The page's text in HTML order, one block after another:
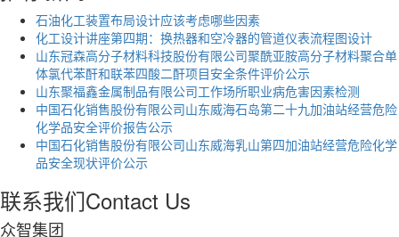
石油化工装置布局设计应该考虑哪些因素
化工设计讲座第四期：换热器和空冷器的管道仪表流程图设计
山东冠森高分子材料科技股份有限公司聚酰亚胺高分子材料聚合单
体氯代苯酐和联苯四酸二酐项目安全条件评价公示
山东聚福鑫金属制品有限公司工作场所职业病危害因素检测
中国石化销售股份有限公司山东威海石岛第二十九加油站经营危险
化学品安全评价报告公示
中国石化销售股份有限公司山东威海乳山第四加油站经营危险化学
品安全现状评价公示
联系我们Contact Us
众智集团